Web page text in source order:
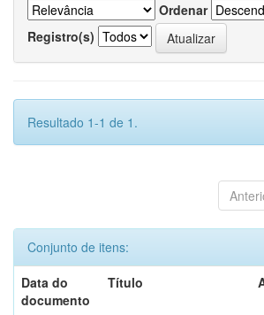
Ordenar
Registro(s)
Resultado 1-1 de 1.
Conjunto de itens:
Data do
documento
Título